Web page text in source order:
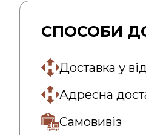
СПОСОБИ
Доставка у
Адресна
Самовивіз